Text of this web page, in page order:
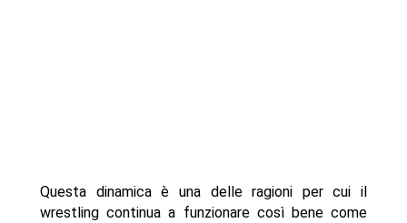
Questa dinamica è una delle ragioni per cui il
wrestling continua a funzionare così bene come